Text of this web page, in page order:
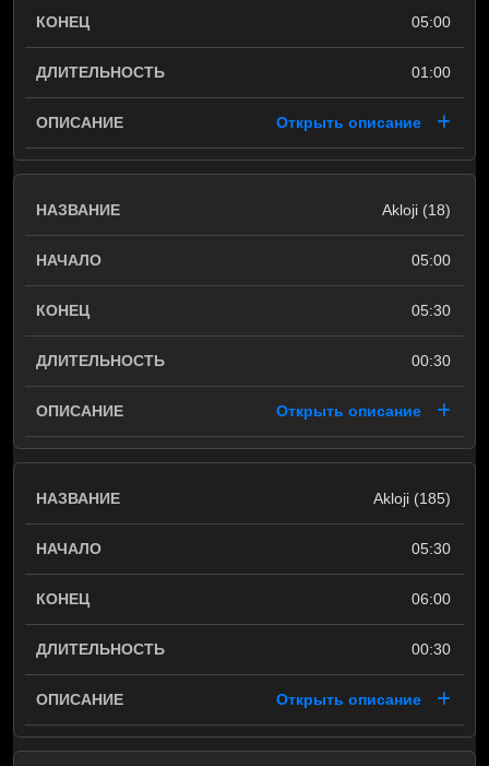
05:00
01:00
Открыть описание
Akloji (18)
05:00
05:30
00:30
Открыть описание
Akloji (185)
05:30
06:00
00:30
Открыть описание